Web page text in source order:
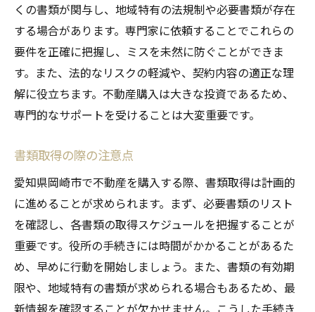
くの書類が関与し、地域特有の法規制や必要書類が存在
する場合があります。専門家に依頼することでこれらの
要件を正確に把握し、ミスを未然に防ぐことができま
す。また、法的なリスクの軽減や、契約内容の適正な理
解に役立ちます。不動産購入は大きな投資であるため、
専門的なサポートを受けることは大変重要です。
書類取得の際の注意点
愛知県岡崎市で不動産を購入する際、書類取得は計画的
に進めることが求められます。まず、必要書類のリスト
を確認し、各書類の取得スケジュールを把握することが
重要です。役所の手続きには時間がかかることがあるた
め、早めに行動を開始しましょう。また、書類の有効期
限や、地域特有の書類が求められる場合もあるため、最